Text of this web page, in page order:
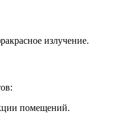
излучение.
помещений.